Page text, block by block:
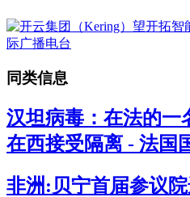
同类信息
汉坦病毒：在法的一
在西接受隔离 - 法国
非洲:贝宁首届参议